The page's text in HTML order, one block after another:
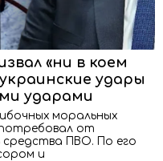
«ни в коем
удары
ударами
моральных
потребовал от
ПВО. По его
и